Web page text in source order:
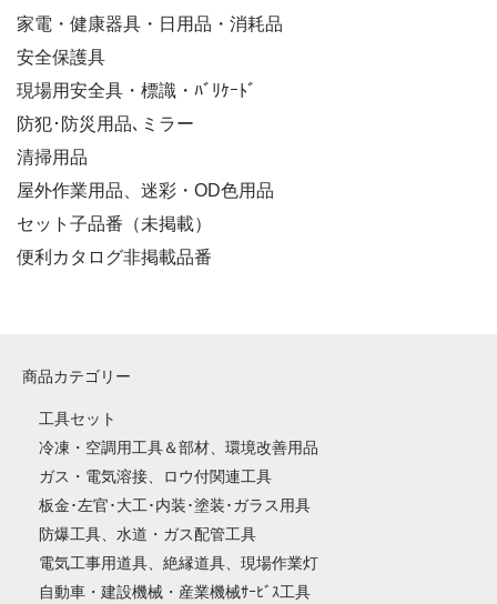
家電・健康器具・日用品・消耗品
安全保護具
現場用安全具・標識・ﾊﾞﾘｹｰﾄﾞ
防犯･防災用品､ミラー
清掃用品
屋外作業用品、迷彩・OD色用品
セット子品番（未掲載）
便利カタログ非掲載品番
商品カテゴリー
工具セット
冷凍・空調用工具＆部材、環境改善用品
ガス・電気溶接、ロウ付関連工具
板金･左官･大工･内装･塗装･ガラス用具
防爆工具、水道・ガス配管工具
電気工事用道具、絶縁道具、現場作業灯
自動車・建設機械・産業機械ｻｰﾋﾞｽ工具